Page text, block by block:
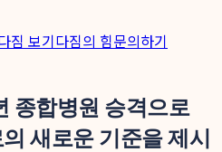
짐 보기다짐의 힘문의하기
종합병원 승격으로
새로운 기준을 제시